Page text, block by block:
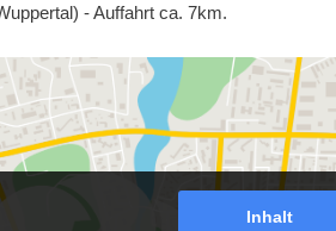
- Auffahrt ca. 7km.
Inhalt